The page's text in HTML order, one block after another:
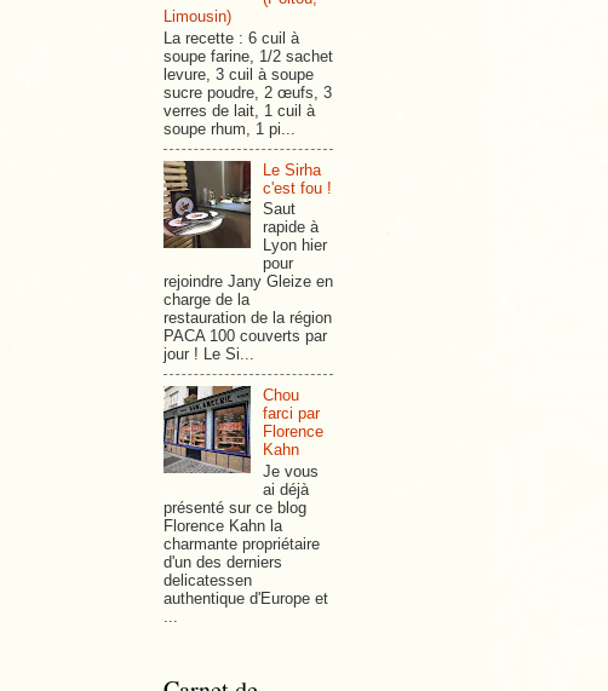
Limousin)
La recette : 6 cuil à
soupe farine, 1/2 sachet
levure, 3 cuil à soupe
sucre poudre, 2 œufs, 3
verres de lait, 1 cuil à
soupe rhum, 1 pi...
Le Sirha
c'est fou !
Saut
rapide à
Lyon hier
pour
rejoindre Jany Gleize en
charge de la
restauration de la région
PACA 100 couverts par
jour ! Le Si...
Chou
farci par
Florence
Kahn
Je vous
ai déjà
présenté sur ce blog
Florence Kahn la
charmante propriétaire
d'un des derniers
delicatessen
authentique d'Europe et